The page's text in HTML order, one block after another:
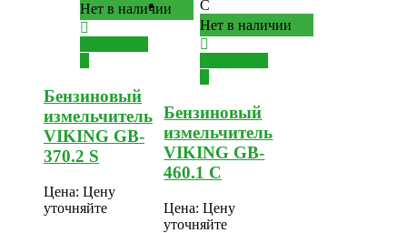
Нет в наличии
Бензиновый
измельчитель
VIKING GB-
370.2 S
Цена: Цену
уточняйте
Нет в наличии
Бензиновый
измельчитель
VIKING GB-
460.1 C
Цена:Цену
уточняйте